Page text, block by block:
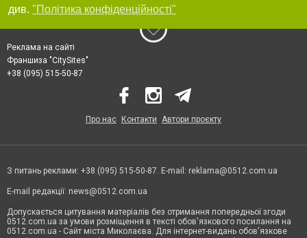
див. "Політика конфіденційності"
Реклама на сайті
Франшиза "CitySites"
+38 (095) 515-50-87
Про нас Контакти Автори проєкту
З питань реклами: +38 (095) 515-50-87. E-mail: reklama@0512.com.ua
E-mail редакції: news@0512.com.ua
Допускається цитування матеріалів без отримання попередньої згоди
0512.com.ua за умови розміщення в тексті обов'язкового посилання на
0512.com.ua - Сайт міста Миколаєва. Для інтернет-видань обов'язкове